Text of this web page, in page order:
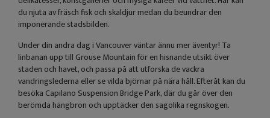
du njuta av fräsch fisk och skaldjur medan du beundrar den
imponerande stadsbilden.
Under din andra dag i Vancouver väntar ännu mer äventyr! Ta
linbanan upp till Grouse Mountain för en hisnande utsikt över
staden och havet, och passa på att utforska de vackra
vandringslederna eller se vilda björnar på nära håll. Efteråt kan du
besöka Capilano Suspension Bridge Park, där du går över den
berömda hängbron och upptäcker den sagolika regnskogen.